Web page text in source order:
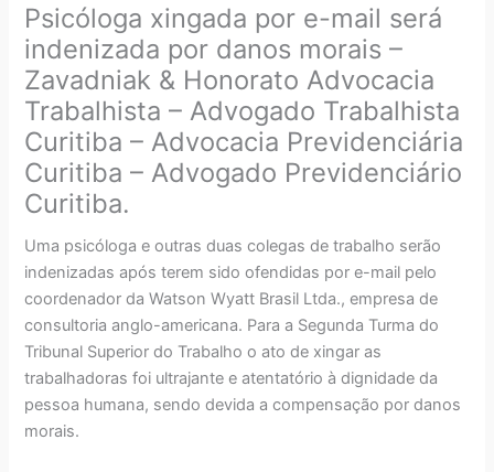
Psicóloga xingada por e-mail será
indenizada por danos morais –
Zavadniak & Honorato Advocacia
Trabalhista – Advogado Trabalhista
Curitiba – Advocacia Previdenciária
Curitiba – Advogado Previdenciário
Curitiba.
Uma psicóloga e outras duas colegas de trabalho serão
indenizadas após terem sido ofendidas por e-mail pelo
coordenador da Watson Wyatt Brasil Ltda., empresa de
consultoria anglo-americana. Para a Segunda Turma do
Tribunal Superior do Trabalho o ato de xingar as
trabalhadoras foi ultrajante e atentatório à dignidade da
pessoa humana, sendo devida a compensação por danos
morais.